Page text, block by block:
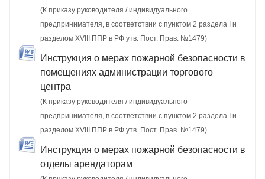
(К приказу руководителя / индивидуального
предпринимателя, в соответствии с пунктом 2 раздела I и
разделом XVIII ППР в РФ утв. Пост. Прав. №1479)
Инструкция о мерах пожарной безопасности в
помещениях администрации торгового
центра
(К приказу руководителя / индивидуального
предпринимателя, в соответствии с пунктом 2 раздела I и
разделом XVIII ППР в РФ утв. Пост. Прав. №1479)
Инструкция о мерах пожарной безопасности в
отделы арендаторам